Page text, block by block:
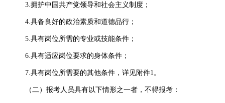
3.拥护中国共产党领导和社会主义制度；
4.具备良好的政治素质和道德品行；
5.具有岗位所需的专业或技能条件；
6.具有适应岗位要求的身体条件；
7.具有岗位所需要的其他条件，详见附件1。
（二）报考人员具有以下情形之一者，不得报考：